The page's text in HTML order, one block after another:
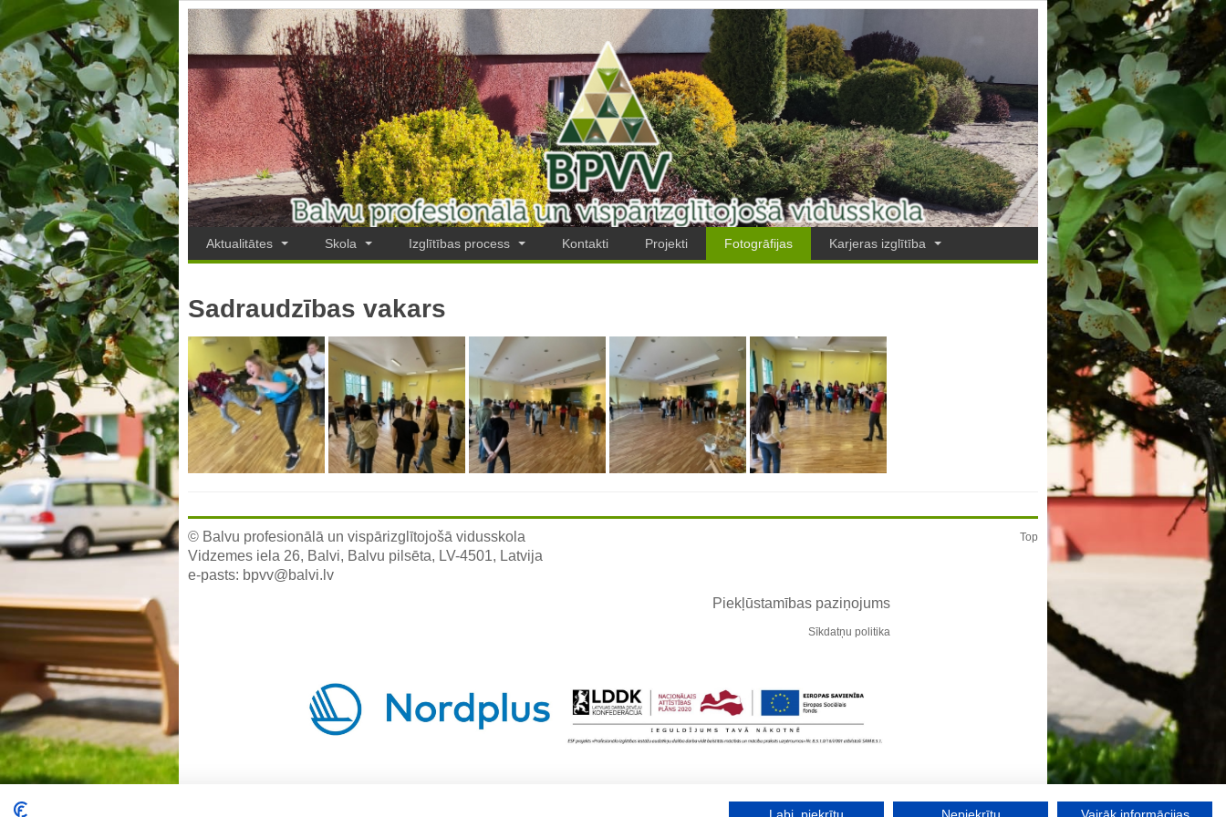
Aktualitātes Skola Izglītības process Kontakti Projekti Fotogrāfijas Karjeras izglītība
Sadraudzības vakars
© Balvu profesionālā un vispārizglītojošā vidusskola
Vidzemes iela 26, Balvi, Balvu pilsēta, LV-4501, Latvija
e-pasts: bpvv@balvi.lv
Piekļūstamības paziņojums
Sīkdatņu politika
Top